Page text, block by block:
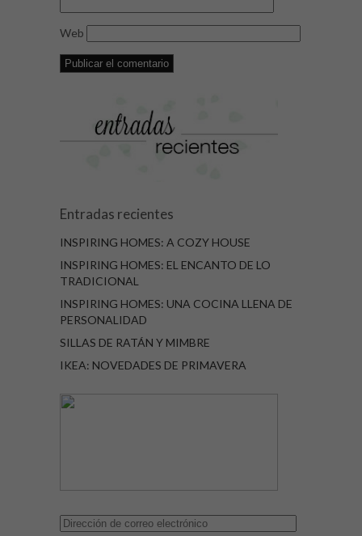
Web
Entradas recientes
INSPIRING HOMES: A COZY HOUSE
INSPIRING HOMES: EL ENCANTO DE LO
TRADICIONAL
INSPIRING HOMES: UNA COCINA LLENA DE
PERSONALIDAD
SILLAS DE RATÁN Y MIMBRE
IKEA: NOVEDADES DE PRIMAVERA
Dirección